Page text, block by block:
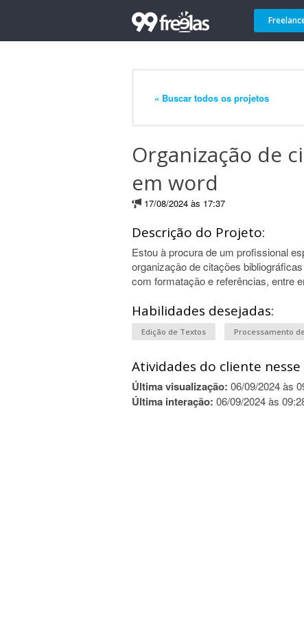
« Buscar todos os projetos
Organização de
em word
17/08/2024 às 17:37
Descrição do Projeto:
Estou à procura de um profissional
organização de citações
com formatação e referências, entre
Habilidades desejadas:
Edição de Textos Processamento
Atividades do cliente
Última visualização: 06/09/2024 às
Última interação: 06/09/2024 às